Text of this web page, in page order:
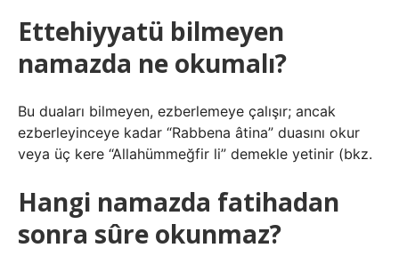
Ettehiyyatü bilmeyen
namazda ne okumalı?
Bu duaları bilmeyen, ezberlemeye çalışır; ancak
ezberleyinceye kadar “Rabbena âtina” duasını okur
veya üç kere “Allahümmeğfir li” demekle yetinir (bkz.
Hangi namazda fatihadan
sonra sûre okunmaz?